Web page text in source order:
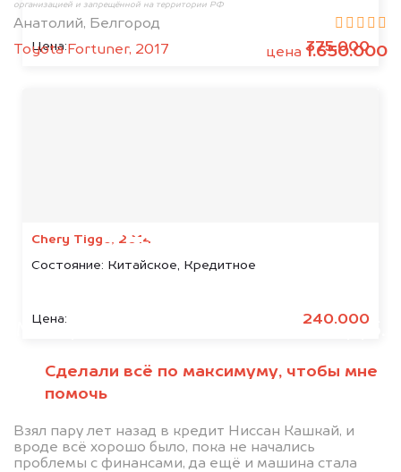
Цена: 375.000
Chery Tiggo, 2014
Состояние: Китайское, Кредитное
Цена: 240.000
Анатолий, Белгород
Toyota Fortuner, 2017
цена 1.650.000
Сделали всё по максимуму, чтобы мне
помочь
Взял пару лет назад в кредит Ниссан Кашкай, и
вроде всё хорошо было, пока не начались
проблемы с финансами, да ещё и машина стала
организацией и запрещённой на территории РФ
БЕСПЛАТНО
Узнайте стоимость автомобиля
Мы купим ваше авто на 20.000 руб.
автоаукционах.